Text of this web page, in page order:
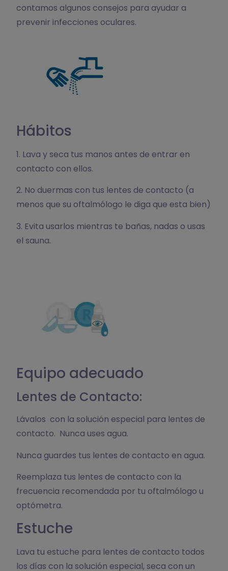
contamos algunos consejos para ayudar a
prevenir infecciones oculares.
Hábitos
1. Lava y seca tus manos antes de entrar en
contacto con ellos.
2. No duermas con tus lentes de contacto (a
menos que su oftalmólogo le diga que esta bien)
3. Evita usarlos mientras te bañas, nadas o usas
el sauna.
Equipo adecuado
Lentes de Contacto:
Lávalos con la solución especial para lentes de
contacto. Nunca uses agua.
Nunca guardes tus lentes de contacto en agua.
Reemplaza tus lentes de contacto con la
frecuencia recomendada por tu oftalmólogo u
optómetra.
Estuche
Lava tu estuche para lentes de contacto todos
los días con la solución especial, seca con un